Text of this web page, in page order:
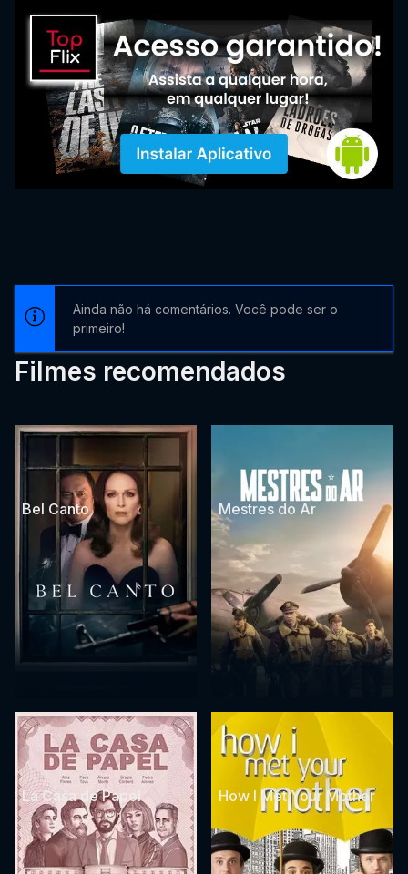
Ainda não há comentários. Você pode ser o
primeiro!
Filmes recomendados
Bel Canto Mestres do Ar
La Casa de Papel How I Met Your Mother